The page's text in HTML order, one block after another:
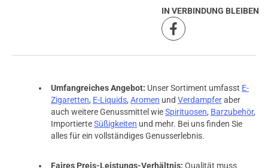
IN VERBINDUNG BLEIBEN
Umfangreiches Angebot: Unser Sortiment umfasst E-
Zigaretten, E-Liquids, Aromen und Verdampferaber
auch weitere Genussmittel wieSpirituosen, Barzubehör,
ImportierteSüßigkeiten und mehr. Bei uns finden Sie
alles für ein vollständiges Genusserlebnis.
Faires Preis-Leistungs-Verhältnis: Qualität muss